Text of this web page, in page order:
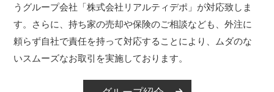
うグループ会社「株式会社リアルティデポ」が対応致しま
す。さらに、持ち家の売却や保険のご相談なども、外注に
頼らず自社で責任を持って対応することにより、ムダのな
いスムーズなお取引を実施しております。